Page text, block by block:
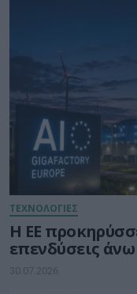
ΤΕΧΝΟΛΟΓΙΕΣ
Η ΕΕ
επενδύσεις
30.07.2026